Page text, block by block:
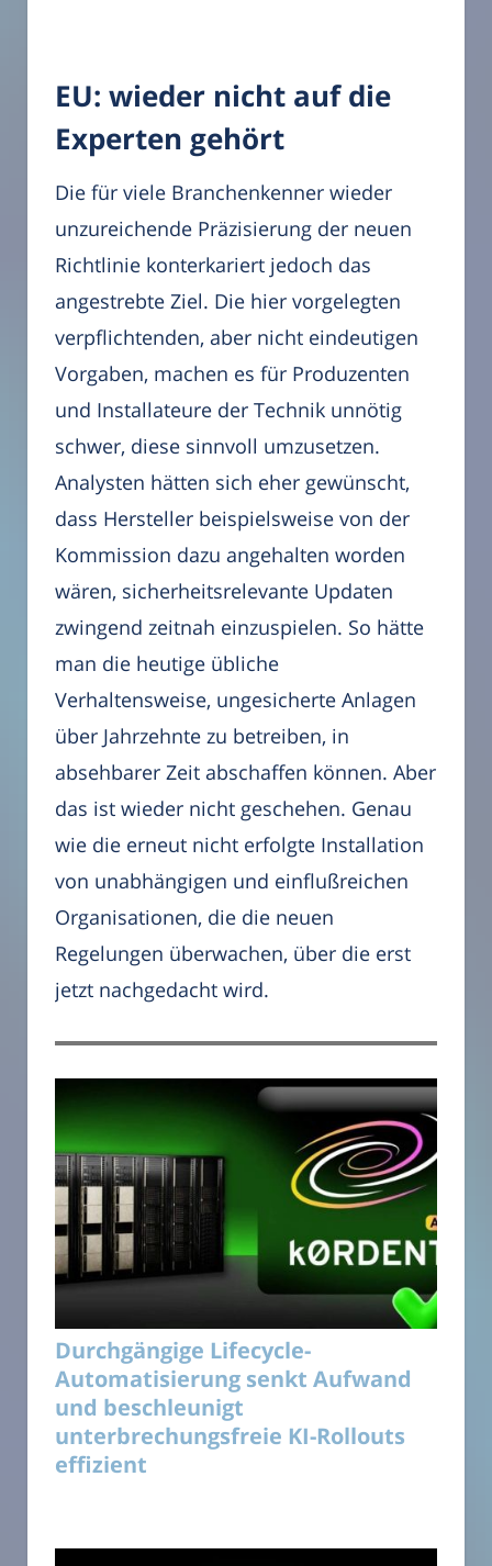
EU: wieder nicht auf die
Experten gehört
Die für viele Branchenkenner wieder
unzureichende Präzisierung der neuen
Richtlinie konterkariert jedoch das
angestrebte Ziel. Die hier vorgelegten
verpflichtenden, aber nicht eindeutigen
Vorgaben, machen es für Produzenten
und Installateure der Technik unnötig
schwer, diese sinnvoll umzusetzen.
Analysten hätten sich eher gewünscht,
dass Hersteller beispielsweise von der
Kommission dazu angehalten worden
wären, sicherheitsrelevante Updaten
zwingend zeitnah einzuspielen. So hätte
man die heutige übliche
Verhaltensweise, ungesicherte Anlagen
über Jahrzehnte zu betreiben, in
absehbarer Zeit abschaffen können. Aber
das ist wieder nicht geschehen. Genau
wie die erneut nicht erfolgte Installation
von unabhängigen und einflußreichen
Organisationen, die die neuen
Regelungen überwachen, über die erst
jetzt nachgedacht wird.
Durchgängige Lifecycle-
Automatisierung senkt Aufwand
und beschleunigt
unterbrechungsfreie KI-Rollouts
effizient